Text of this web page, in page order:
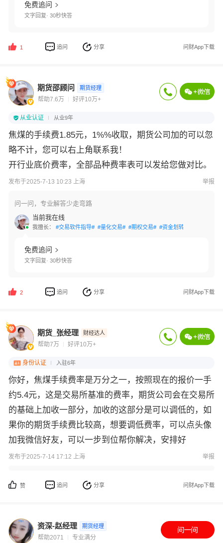
免费追问
文字回复· 30秒快答
1 追问 分享 问财App下载
期货邵顾问 期货经理
帮助7.6万 好评10万+
从业认证 从业9年
焦煤的手续费1.85元，1%%收取，期货公司加的可以忽
略不计，您可以右上角联系我！
开行业底价费率，全部品种费率表可以发给您做对比。
发布于2025-7-13 10:23 上海 举报
问一问，专业解答少走弯路
当前我在线
我擅长： #交易软件指导# #量化交易# #期权交易# #资金划转#
免费追问
文字回复· 30秒快答
2 追问 分享 问财App下载
期货_张经理 财经达人
帮助7万 好评10万+
身份认证 入驻6年
你好，焦煤手续费率是万分之一，按照现在的报价一手
约5.4元，这是交易所基准的费率，期货公司会在交易所
的基础上加收一部分，加收的这部分是可以调低的，如
果你的期货手续费比较高，想要调低费率，可以点头像
加我微信好友，可以一步到位帮你解决，安排好
发布于2025-7-14 17:12 上海 举报
赞 追问 分享 问财App下载
资深-赵经理 期货经理
帮助2071 专业满分